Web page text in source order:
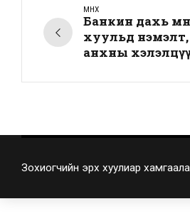
ӨМНӨХ
Банкин дахь
хуульд нэмэлт,
анхны
Зохиогчийн эрх хуулиар